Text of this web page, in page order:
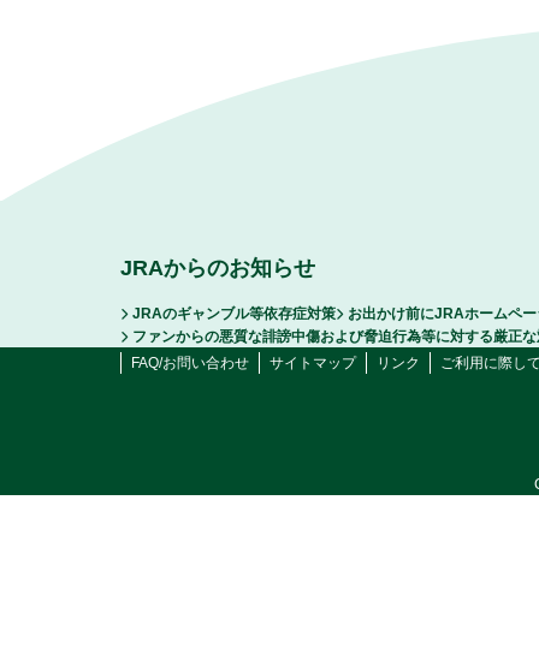
JRAからのお知らせ
JRAのギャンブル等依存症対策
お出かけ前にJRAホームペ
ファンからの悪質な誹謗中傷および脅迫行為等に対する厳正
FAQ/お問い合わせ
サイトマップ リンク ご利用に際し